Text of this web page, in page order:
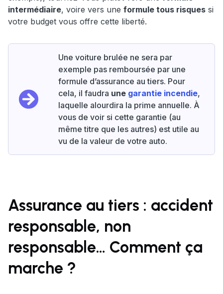
intermédiaire, voire vers une formule tous risques si
votre budget vous offre cette liberté.
Une voiture brulée ne sera par
exemple pas remboursée par une
formule d’assurance au tiers. Pour
cela, il faudra une garantie incendie,
laquelle alourdira la prime annuelle. À
vous de voir si cette garantie (au
même titre que les autres) est utile au
vu de la valeur de votre auto.
Assurance au tiers : accident
responsable, non
responsable… Comment ça
marche ?